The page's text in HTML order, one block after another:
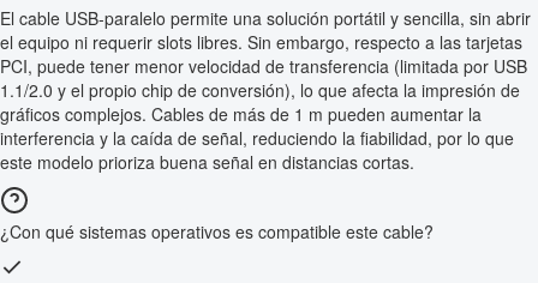
El cable USB-paralelo permite una solución portátil y sencilla, sin abrir
el equipo ni requerir slots libres. Sin embargo, respecto a las tarjetas
PCI, puede tener menor velocidad de transferencia (limitada por USB
1.1/2.0 y el propio chip de conversión), lo que afecta la impresión de
gráficos complejos. Cables de más de 1 m pueden aumentar la
interferencia y la caída de señal, reduciendo la fiabilidad, por lo que
este modelo prioriza buena señal en distancias cortas.
¿Con qué sistemas operativos es compatible este cable?